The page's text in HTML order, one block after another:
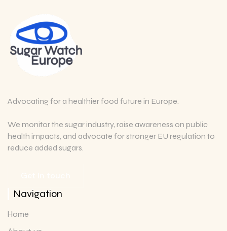
Advocating for a healthier food future in Europe.
We monitor the sugar industry, raise awareness on public
health impacts, and advocate for stronger EU regulation to
reduce added sugars.
Navigation
Home